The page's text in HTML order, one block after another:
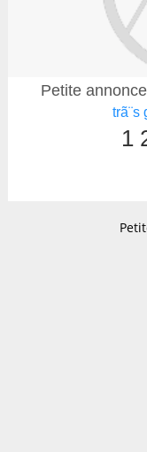
Petite
trã¨s
1